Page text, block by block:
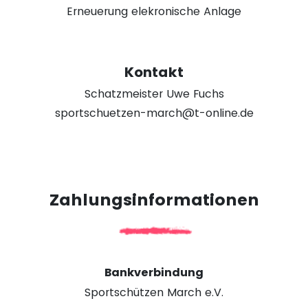
Erneuerung elekronische Anlage
Kontakt
Schatzmeister Uwe Fuchs
sportschuetzen-march@t-online.de
Zahlungsinformationen
Bankverbindung
Sportschützen March e.V.